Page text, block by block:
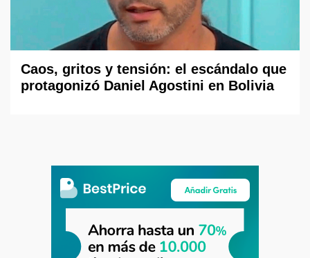
Caos, gritos y tensión: el escándalo que
protagonizó Daniel Agostini en Bolivia